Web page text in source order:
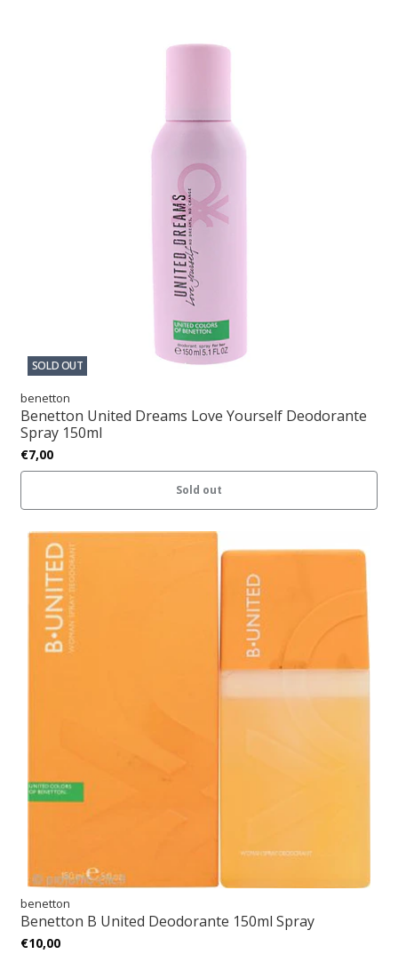
SOLD OUT
benetton
Benetton United Dreams Love Yourself Deodorante
Spray 150ml
€7,00
Sold out
benetton
Benetton B United Deodorante 150ml Spray
€10,00